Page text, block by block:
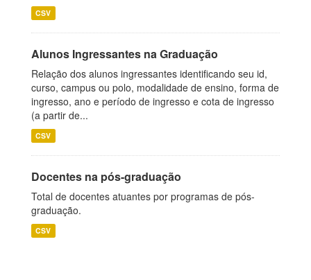
CSV
Alunos Ingressantes na Graduação
Relação dos alunos ingressantes identificando seu id,
curso, campus ou polo, modalidade de ensino, forma de
ingresso, ano e período de ingresso e cota de ingresso
(a partir de...
CSV
Docentes na pós-graduação
Total de docentes atuantes por programas de pós-
graduação.
CSV